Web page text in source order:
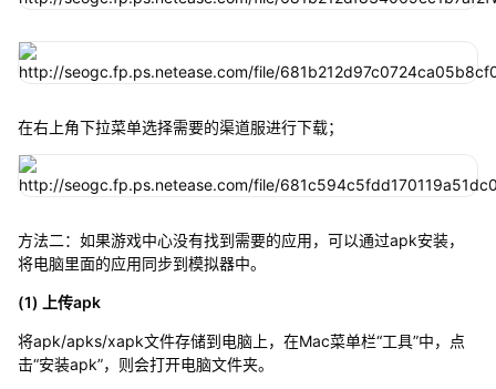
在右上角下拉菜单选择需要的渠道服进行下载；
方法二：如果游戏中心没有找到需要的应用，可以通过apk安装，
将电脑里面的应用同步到模拟器中。
(1) 上传apk
将apk/apks/xapk文件存储到电脑上，在Mac菜单栏“工具”中，点
击“安装apk”，则会打开电脑文件夹。